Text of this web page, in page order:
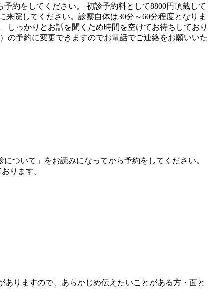
約をしてください。 初診予約料として8800円頂戴して
院してください。診察自体は30分～60分程度となりま
しっかりとお話を聞くため時間を空けてお待ちしており
の予約に変更できますのでお電話でご連絡をお願いいた
ついて」をお読みになってから予約をしてください。
ります。
りますので、あらかじめ伝えたいことがある方・面と